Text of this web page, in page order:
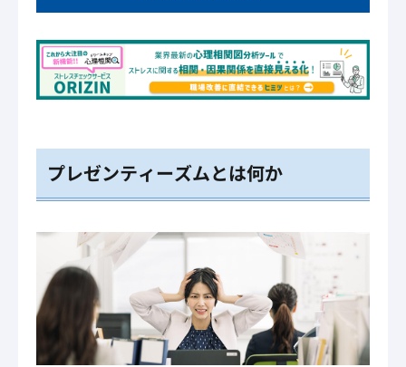
プレゼンティーズムとは何か